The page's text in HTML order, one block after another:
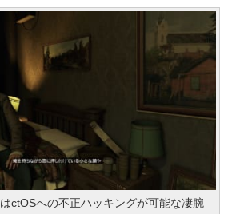
ctOSへの不正ハッキングが可能な凄腕